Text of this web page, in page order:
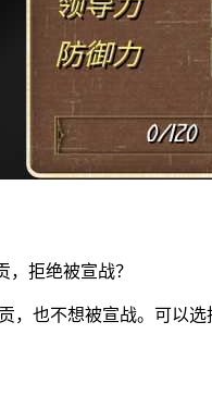
，拒绝被宣战？
，也不想被宣战。可以